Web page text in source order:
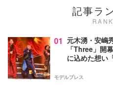
記事ラ
01 元木湧・安嶋
「Three」開
に込めた想い
モデルプレス